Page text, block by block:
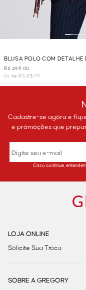
BLUSA POLO COM
R$ 498,00
6x de R$ 83,00
Cadastre-se agora e
e promoções que
Caso continue,
LOJA ONLINE
Solicite Sua Troca
SOBRE A GREGORY